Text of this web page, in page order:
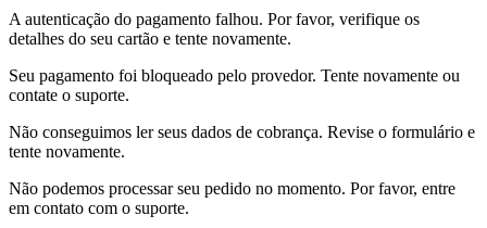
A autenticação do pagamento falhou. Por favor, verifique os
detalhes do seu cartão e tente novamente.
Seu pagamento foi bloqueado pelo provedor. Tente novamente ou
contate o suporte.
Não conseguimos ler seus dados de cobrança. Revise o formulário e
tente novamente.
Não podemos processar seu pedido no momento. Por favor, entre
em contato com o suporte.